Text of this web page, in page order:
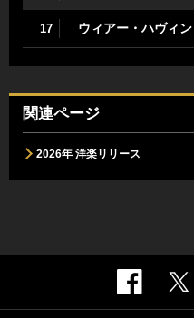
17 ウィアー・ハヴィ
関連ページ
2026年 洋楽リリース